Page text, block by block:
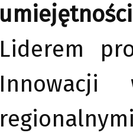
Liderem
Innowacji